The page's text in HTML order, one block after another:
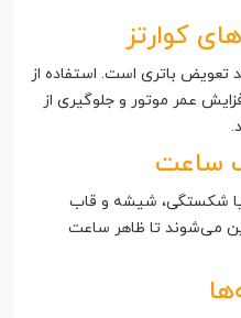
کوارتز
تعویض باتری است. استفاده از
عمر موتور و جلوگیری از
ساعت
شکستگی، شیشه و قاب
می‌شوند تا ظاهر ساعت